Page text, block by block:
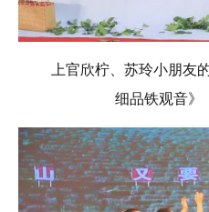
上官欣柠、苏玲小朋友
细品铁观音》